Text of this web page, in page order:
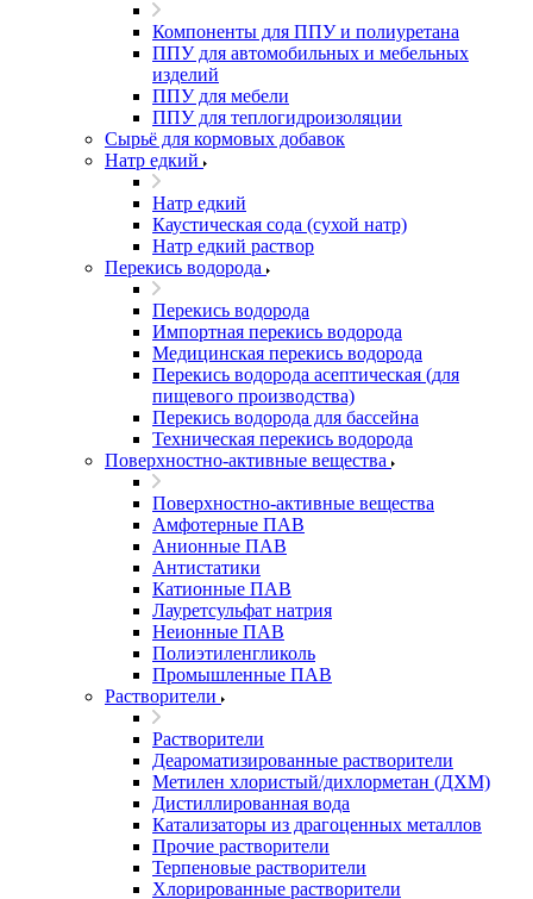
Компоненты для ППУ и полиуретана
ППУ для автомобильных и мебельных
изделий
ППУ для мебели
ППУ для теплогидроизоляции
Сырьё для кормовых добавок
Натр едкий
Натр едкий
Каустическая сода (сухой натр)
Натр едкий раствор
Перекись водорода
Перекись водорода
Импортная перекись водорода
Медицинская перекись водорода
Перекись водорода асептическая (для
пищевого производства)
Перекись водорода для бассейна
Техническая перекись водорода
Поверхностно-активные вещества
Поверхностно-активные вещества
Амфотерные ПАВ
Анионные ПАВ
Антистатики
Катионные ПАВ
Лауретсульфат натрия
Неионные ПАВ
Полиэтиленгликоль
Промышленные ПАВ
Растворители
Растворители
Деароматизированные растворители
Метилен хлористый/дихлорметан (ДХМ)
Дистиллированная вода
Катализаторы из драгоценных металлов
Прочие растворители
Терпеновые растворители
Хлорированные растворители